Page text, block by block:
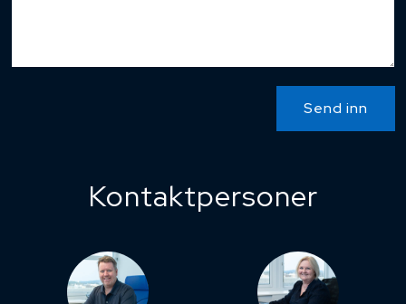
Send inn
Kontaktpersoner